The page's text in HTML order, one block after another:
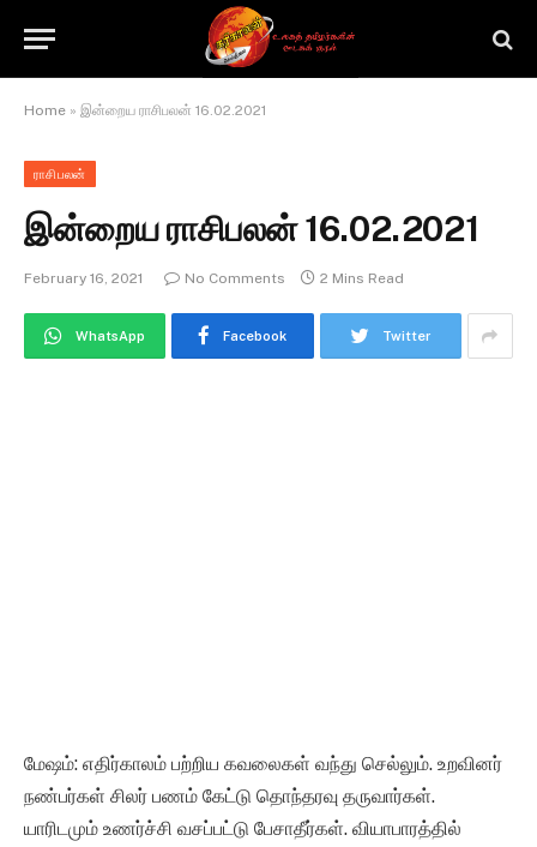
Home » இன்றைய ராசிபலன் 16.02.2021
ராசிபலன்
இன்றைய ராசிபலன் 16.02.2021
February 16, 2021 No Comments 2 Mins Read
WhatsApp Facebook Twitter
மேஷம்: எதிர்காலம் பற்றிய கவலைகள் வந்து செல்லும். உறவினர்
நண்பர்கள் சிலர் பணம் கேட்டு தொந்தரவு தருவார்கள்.
யாரிடமும் உணர்ச்சி வசப்பட்டு பேசாதீர்கள். வியாபாரத்தில்